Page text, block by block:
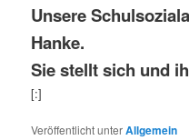
Unsere
Hanke.
Sie stellt sich und
[:]
Veröffentlicht unterAllgemein